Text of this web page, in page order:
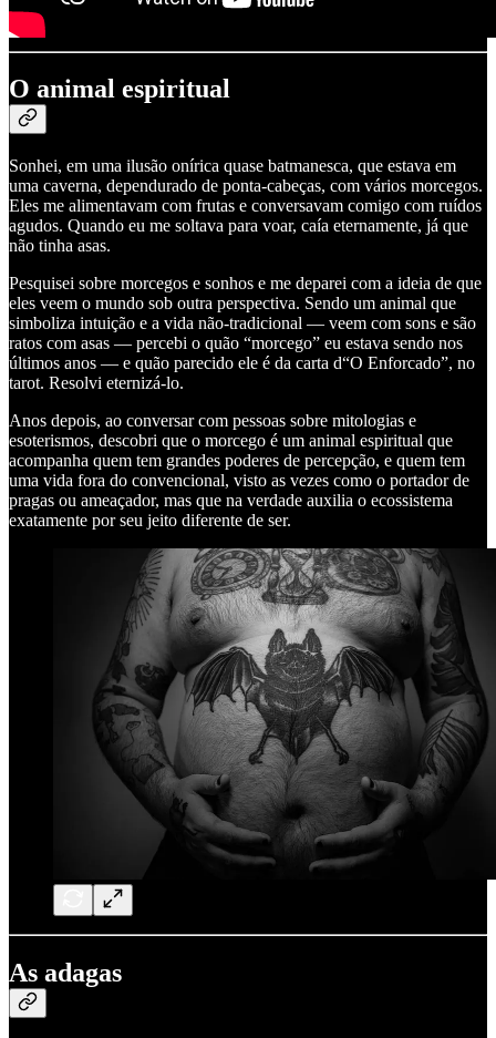
O animal espiritual
Sonhei, em uma ilusão onírica quase batmanesca, que estava em
uma caverna, dependurado de ponta-cabeças, com vários morcegos.
Eles me alimentavam com frutas e conversavam comigo com ruídos
agudos. Quando eu me soltava para voar, caía eternamente, já que
não tinha asas.
Pesquisei sobre morcegos e sonhos e me deparei com a ideia de que
eles veem o mundo sob outra perspectiva. Sendo um animal que
simboliza intuição e a vida não-tradicional — veem com sons e são
ratos com asas — percebi o quão “morcego” eu estava sendo nos
últimos anos — e quão parecido ele é da carta d“O Enforcado”, no
tarot. Resolvi eternizá-lo.
Anos depois, ao conversar com pessoas sobre mitologias e
esoterismos, descobri que o morcego é um animal espiritual que
acompanha quem tem grandes poderes de percepção, e quem tem
uma vida fora do convencional, visto as vezes como o portador de
pragas ou ameaçador, mas que na verdade auxilia o ecossistema
exatamente por seu jeito diferente de ser.
As adagas